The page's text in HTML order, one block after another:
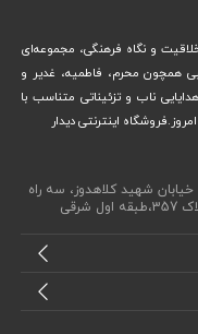
و نگاه فرهنگی، مجموعه‌ای
همچون محرم، فاطمیه، غدیر و
ناب و تزئیناتی متناسب با
اینترنتی دیدار
خیابان شهید کلاهدوز، سه راه